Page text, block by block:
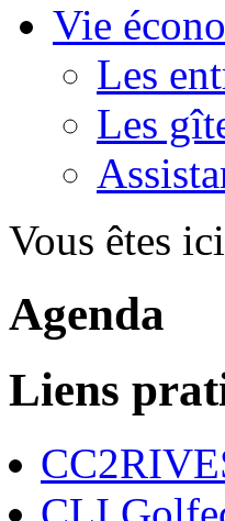
Vie
Les
Les
Vous êtes
Agenda
Liens